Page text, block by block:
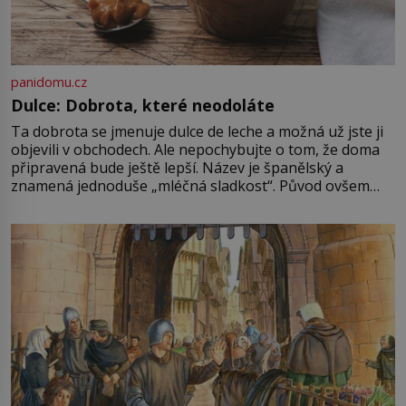
panidomu.cz
Dulce: Dobrota, které neodoláte
Ta dobrota se jmenuje dulce de leche a možná už jste ji
objevili v obchodech. Ale nepochybujte o tom, že doma
připravená bude ještě lepší. Název je španělský a
znamená jednoduše „mléčná sladkost“. Původ ovšem
pře hned několik latinskoamerických zemí a k tomu
Francie, kde se traduje,